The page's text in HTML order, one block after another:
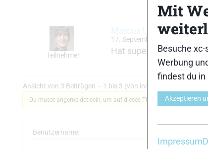
Teilnehmer
Marcus Utecht
17. September 2020 um 17:48
Hat super geklappt.
Ansicht von 3 Beiträgen – 1 bis 3 (von insgesamt 3)
Du musst angemeldet sein, um auf dieses Thema antworten zu
Benutzername:
Mit
Besuche
Werbung
findest du in
Akzeptieren
Impressum